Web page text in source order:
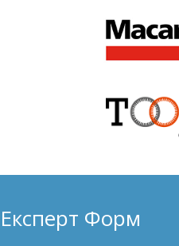
Експерт Форм